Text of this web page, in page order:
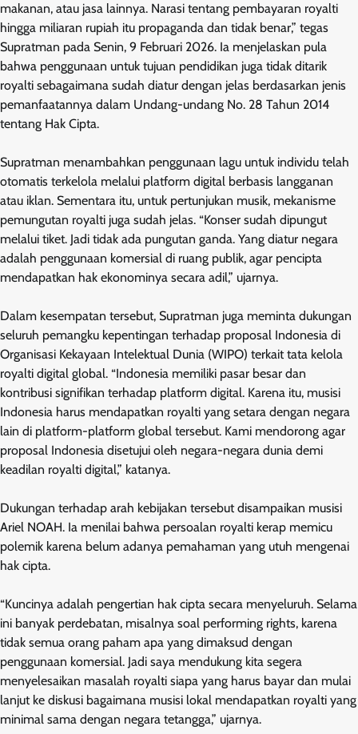
makanan, atau jasa lainnya. Narasi tentang pembayaran royalti
hingga miliaran rupiah itu propaganda dan tidak benar,” tegas
Supratman pada Senin, 9 Februari 2026. Ia menjelaskan pula
bahwa penggunaan untuk tujuan pendidikan juga tidak ditarik
royalti sebagaimana sudah diatur dengan jelas berdasarkan jenis
pemanfaatannya dalam Undang-undang No. 28 Tahun 2014
tentang Hak Cipta.
Supratman menambahkan penggunaan lagu untuk individu telah
otomatis terkelola melalui platform digital berbasis langganan
atau iklan. Sementara itu, untuk pertunjukan musik, mekanisme
pemungutan royalti juga sudah jelas. “Konser sudah dipungut
melalui tiket. Jadi tidak ada pungutan ganda. Yang diatur negara
adalah penggunaan komersial di ruang publik, agar pencipta
mendapatkan hak ekonominya secara adil,” ujarnya.
Dalam kesempatan tersebut, Supratman juga meminta dukungan
seluruh pemangku kepentingan terhadap proposal Indonesia di
Organisasi Kekayaan Intelektual Dunia (WIPO) terkait tata kelola
royalti digital global. “Indonesia memiliki pasar besar dan
kontribusi signifikan terhadap platform digital. Karena itu, musisi
Indonesia harus mendapatkan royalti yang setara dengan negara
lain di platform-platform global tersebut. Kami mendorong agar
proposal Indonesia disetujui oleh negara-negara dunia demi
keadilan royalti digital,” katanya.
Dukungan terhadap arah kebijakan tersebut disampaikan musisi
Ariel NOAH. Ia menilai bahwa persoalan royalti kerap memicu
polemik karena belum adanya pemahaman yang utuh mengenai
hak cipta.
“Kuncinya adalah pengertian hak cipta secara menyeluruh. Selama
ini banyak perdebatan, misalnya soal performing rights, karena
tidak semua orang paham apa yang dimaksud dengan
penggunaan komersial. Jadi saya mendukung kita segera
menyelesaikan masalah royalti siapa yang harus bayar dan mulai
lanjut ke diskusi bagaimana musisi lokal mendapatkan royalti yang
minimal sama dengan negara tetangga,” ujarnya.